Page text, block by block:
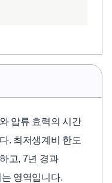
압류 효력의 시간
. 최저생계비 한도
고, 7년 경과
영역입니다.